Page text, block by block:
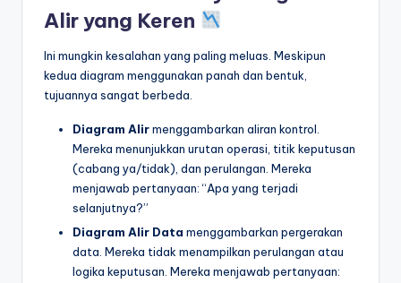
Alir yang Keren
Ini mungkin kesalahan yang paling meluas. Meskipun
kedua diagram menggunakan panah dan bentuk,
tujuannya sangat berbeda.
Diagram Alirmenggambarkan aliran kontrol.
Mereka menunjukkan urutan operasi, titik keputusan
(cabang ya/tidak), dan perulangan. Mereka
menjawab pertanyaan: “Apa yang terjadi
selanjutnya?”
Diagram Alir Data menggambarkan pergerakan
data. Mereka tidak menampilkan perulangan atau
logika keputusan. Mereka menjawab pertanyaan: